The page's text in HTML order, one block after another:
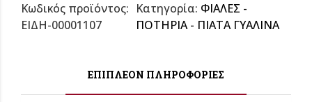
Κωδικός προϊόντος:
ΕΙΔΗ-00001107
Κατηγορία: ΦΙΑΛΕΣ -
ΠΟΤΗΡΙΑ - ΠΙΑΤΑ ΓΥΑΛΙΝΑ
ΕΠΙΠΛΈΟΝ ΠΛΗΡΟΦΟΡΊΕΣ